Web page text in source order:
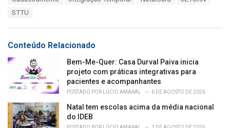
i
e
s
STTU
Conteúdo Relacionado
Bem-Me-Quer: Casa Durval Paiva inicia
projeto com práticas integrativas para
pacientes e acompanhantes
POSTADO POR LÚCIO AMARAL 6 DE AGOSTO DE 2026
Natal tem escolas acima da média nacional
do IDEB